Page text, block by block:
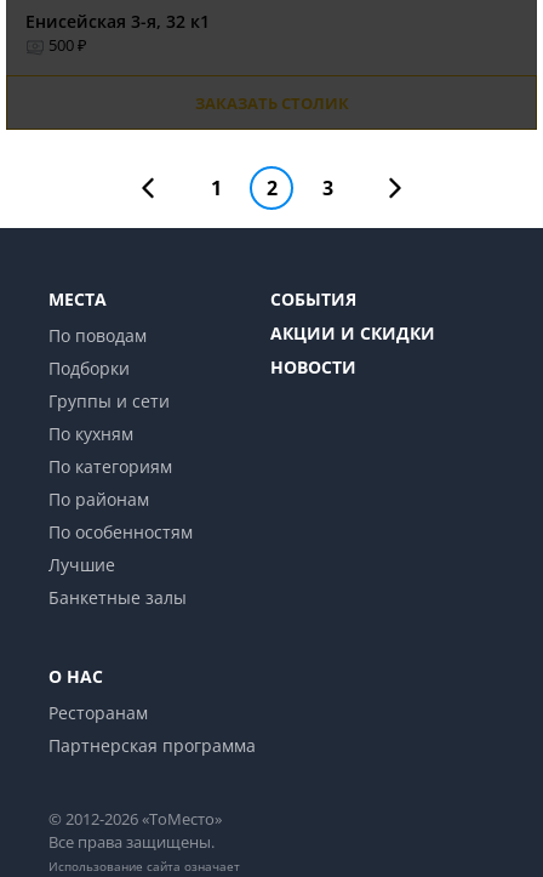
Енисейская 3-я, 32 к1
500 ₽
ЗАКАЗАТЬ СТОЛИК
1 2 3
МЕСТА
По поводам
Подборки
Группы и сети
По кухням
По категориям
По районам
По особенностям
Лучшие
Банкетные залы
СОБЫТИЯ
АКЦИИ И СКИДКИ
НОВОСТИ
О НАС
Ресторанам
Партнерская программа
© 2012-2026 «ТоМесто»
Все права защищены.
Использование сайта означает